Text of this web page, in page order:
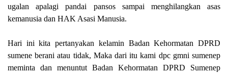
ugalan apalagi pandai pansos sampai menghilangkan asas
kemanusia dan HAK Asasi Manusia.
Hari ini kita pertanyakan kelamin Badan Kehormatan DPRD
sumene berani atau tidak, Maka dari itu kami dpc gmni sumenep
meminta dan menuntut Badan Kehormatan DPRD Sumenep